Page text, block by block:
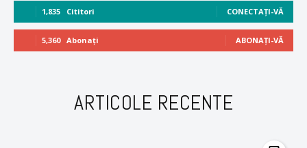
1,835 Cititori CONECTAȚI-VĂ
5,360 Abonați ABONAȚI-VĂ
ARTICOLE RECENTE